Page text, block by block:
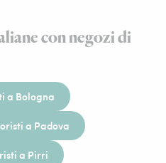
con negozi di
a Bologna
a Padova
a Pirri